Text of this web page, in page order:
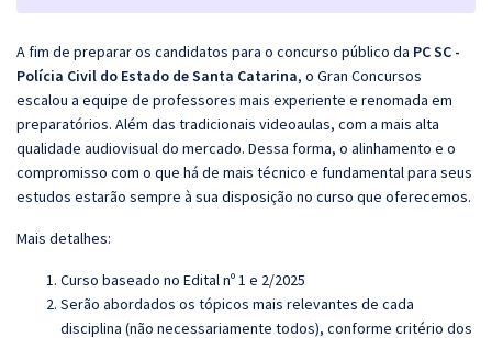
A fim de preparar os candidatos para o concurso público da PC SC -
Polícia Civil do Estado de Santa Catarina, o Gran Concursos
escalou a equipe de professores mais experiente e renomada em
preparatórios. Além das tradicionais videoaulas, com a mais alta
qualidade audiovisual do mercado. Dessa forma, o alinhamento e o
compromisso com o que há de mais técnico e fundamental para seus
estudos estarão sempre à sua disposição no curso que oferecemos.
Mais detalhes:
Curso baseado no Edital nº 1 e 2/2025
Serão abordados os tópicos mais relevantes de cada
disciplina (não necessariamente todos), conforme critério dos